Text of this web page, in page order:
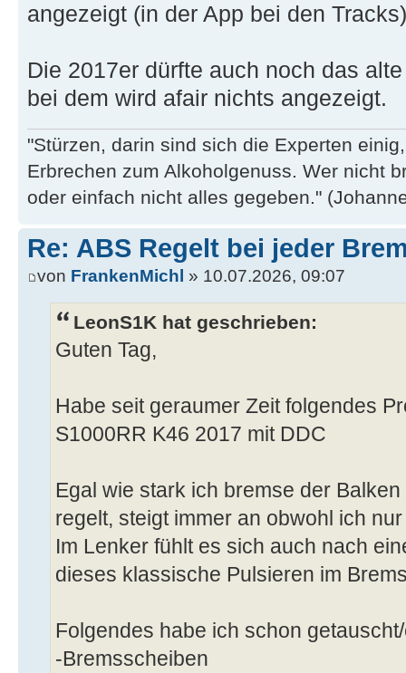
angezeigt (in der App bei den
Die 2017er dürfte auch noch das
bei dem wird afair nichts angezeigt.
"Stürzen, darin sind sich die Experten
Erbrechen zum Alkoholgenuss. Wer nicht
oder einfach nicht alles gegeben."
Re: ABS Regelt bei jeder
von FrankenMichl » 10.07.2026, 09:07
LeonS1K hat geschrieben:
Guten Tag,
Habe seit geraumer Zeit folgendes
S1000RR K46 2017 mit DDC
Egal wie stark ich bremse der
regelt, steigt immer an obwohl ich
Im Lenker fühlt es sich auch nach
dieses klassische Pulsieren im
Folgendes habe ich schon
-Bremsscheiben